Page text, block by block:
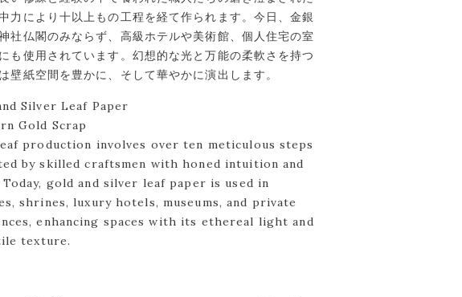
力により十以上もの工程を経て作られます。今日、金銀
社仏閣のみならず、高級ホテルや美術館、個人住宅の室
も使用されています。幻想的な光と万能の柔軟さを持つ
壁紙空間を豊かに、そして華やかに演出します。
Silver Leaf Paper
Gold Scrap
production involves over ten meticulous steps
by skilled craftsmen with honed intuition and
Today, gold and silver leaf paper is used in
shrines, luxury hotels, museums, and private
enhancing spaces with its ethereal light and
texture.